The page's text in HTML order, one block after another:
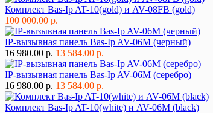
Комплект Bas-Ip AT-10(gold) и AV-08FB (gold)
100 000.00 р.
IP-вызывная панель Bas-Ip AV-06M (черный)
16 980.00 р. 13 584.00 р.
IP-вызывная панель Bas-Ip AV-06M (серебро)
16 980.00 р. 13 584.00 р.
Комплект Bas-Ip AT-10(white) и AV-06M (black)